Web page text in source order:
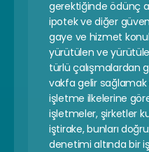
gerektiğinde ödünç
ipotek ve diğer
gaye ve hizmet
yürütülen ve
türlü çalışmalardan
vakfa gelir sağlamak
işletme ilkelerine
işletmeler, şirketler
iştirake, bunları
denetimi altında bir